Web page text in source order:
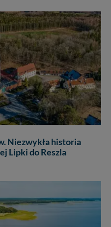
Niezwykła historia
Lipki do Reszla